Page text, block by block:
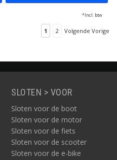
*Incl. btw
1 2 Volgende Vorige
SLOTEN > VOOR
Sloten voor de boot
Sloten voor de motor
Sloten voor de fiets
Sloten voor de scooter
Sloten voor de e-bike